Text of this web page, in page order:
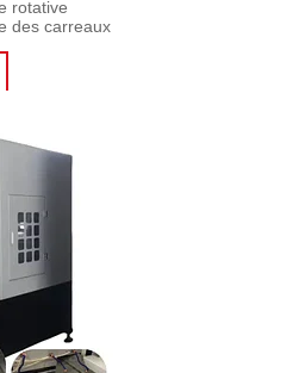
rotative
des carreaux